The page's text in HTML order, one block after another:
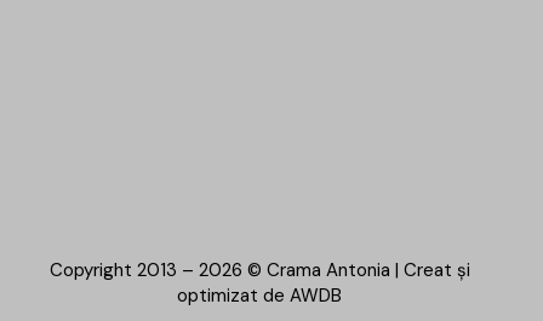
Copyright 2013 – 2026 © Crama Antonia | Creat și
optimizat de AWDB